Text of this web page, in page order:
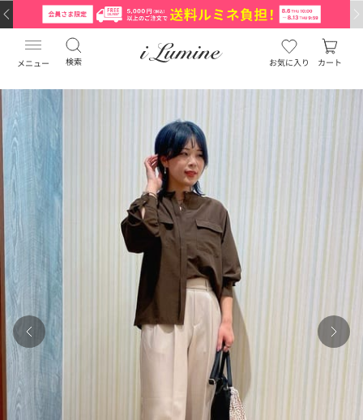
メニュー 検索 お気に入り カート